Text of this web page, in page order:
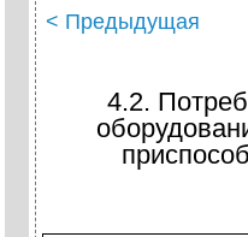
< Предыдущая
4.2.